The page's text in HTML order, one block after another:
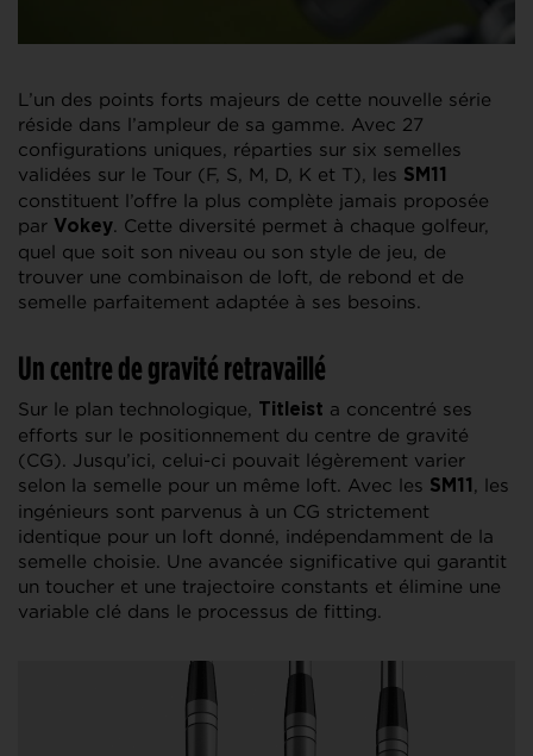
L’un des points forts majeurs de cette nouvelle série
réside dans l’ampleur de sa gamme. Avec 27
configurations uniques, réparties sur six semelles
validées sur le Tour (F, S, M, D, K et T), les SM11
constituent l’offre la plus complète jamais proposée
par Vokey. Cette diversité permet à chaque golfeur,
quel que soit son niveau ou son style de jeu, de
trouver une combinaison de loft, de rebond et de
semelle parfaitement adaptée à ses besoins.
Un centre de gravité retravaillé
Sur le plan technologique, Titleist a concentré ses
efforts sur le positionnement du centre de gravité
(CG). Jusqu’ici, celui-ci pouvait légèrement varier
selon la semelle pour un même loft. Avec les SM11 , les
ingénieurs sont parvenus à un CG strictement
identique pour un loft donné, indépendamment de la
semelle choisie. Une avancée significative qui garantit
un toucher et une trajectoire constants et élimine une
variable clé dans le processus de fitting.